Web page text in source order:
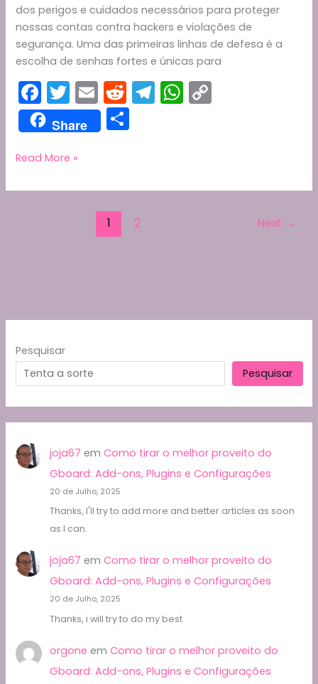
dos perigos e cuidados necessários para proteger
nossas contas contra hackers e violações de
segurança. Uma das primeiras linhas de defesa é a
escolha de senhas fortes e únicas para
F
a
c
e
b
T
w
itt
er
E
m
ai
R
e
d
t
T
a
W
A Li
Share
e
Protegendo
Contas
Read More »
1 2 Next →
Pesquisar
Pesquisar
joja67 em Como tirar o melhor proveito do
Gboard: Add-ons, Plugins e Configurações
20 de Julho, 2025
Thanks, I'll try to add more and better articles as soon
as I can.
joja67 em Como tirar o melhor proveito do
Gboard: Add-ons, Plugins e Configurações
20 de Julho, 2025
Thanks, i will try to do my best
orgone em Como tirar o melhor proveito do
Gboard: Add-ons, Plugins e Configurações